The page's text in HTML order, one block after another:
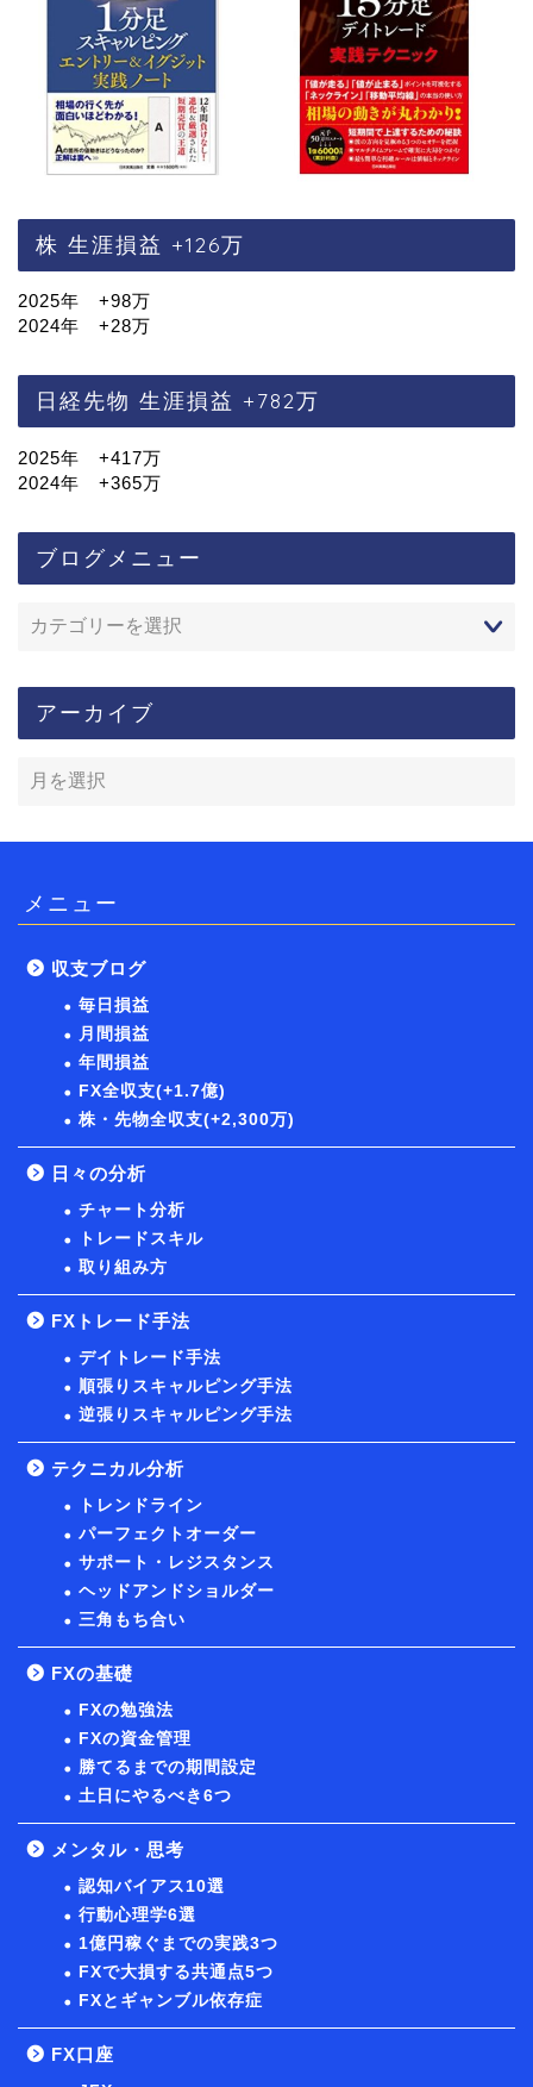
株 生涯損益 +126万
2025年 +98万
2024年 +28万
日経先物 生涯損益 +782万
2025年 +417万
2024年 +365万
ブログメニュー
アーカイブ
メニュー
収支ブログ
毎日損益
月間損益
年間損益
FX全収支(+1.7億)
株・先物全収支(+2,300万)
日々の分析
チャート分析
トレードスキル
取り組み方
FXトレード手法
デイトレード手法
順張りスキャルピング手法
逆張りスキャルピング手法
テクニカル分析
トレンドライン
パーフェクトオーダー
サポート・レジスタンス
ヘッドアンドショルダー
三角もち合い
FXの基礎
FXの勉強法
FXの資金管理
勝てるまでの期間設定
土日にやるべき6つ
メンタル・思考
認知バイアス10選
行動心理学6選
1億円稼ぐまでの実践3つ
FXで大損する共通点5つ
FXとギャンブル依存症
FX口座